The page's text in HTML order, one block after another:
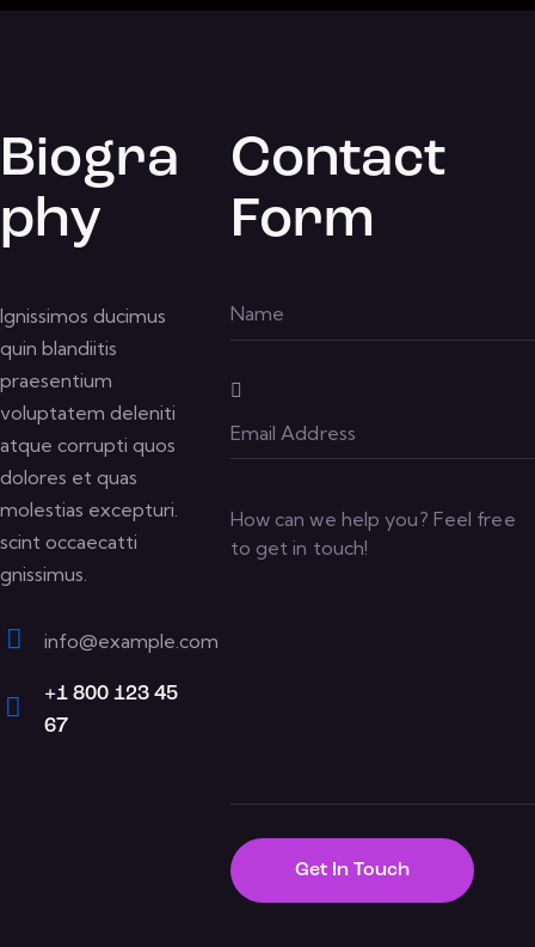
Biogra
phy
Ignissimos ducimus
quin blandiitis
praesentium
voluptatem deleniti
atque corrupti quos
dolores et quas
molestias excepturi.
scint occaecatti
gnissimus.
m
info@example.com
+1 800 123 45
67
Contact
Form